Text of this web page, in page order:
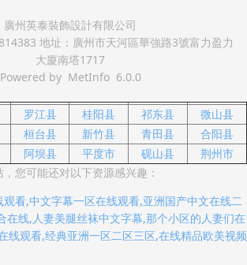
廣州英泰裝飾設計有限公司
地址：廣州市天河區華強路3號富力盈力
大廈南塔1717
Powered by MetInfo 6.0.0
罗江县 桂阳县 祁东县
微山县
桓台县 新竹县 青田县
合阳县
阿坝县 平度市 砚山县
荆州市
您可能还对以下资源感兴趣：
看,中文字幕一区在线观看,亚洲国产中文在线二
在线,人妻美腿丝袜中文字幕,那个小区的人妻们在
线观看,经典亚洲一区二区三区,在线精品欧美视频